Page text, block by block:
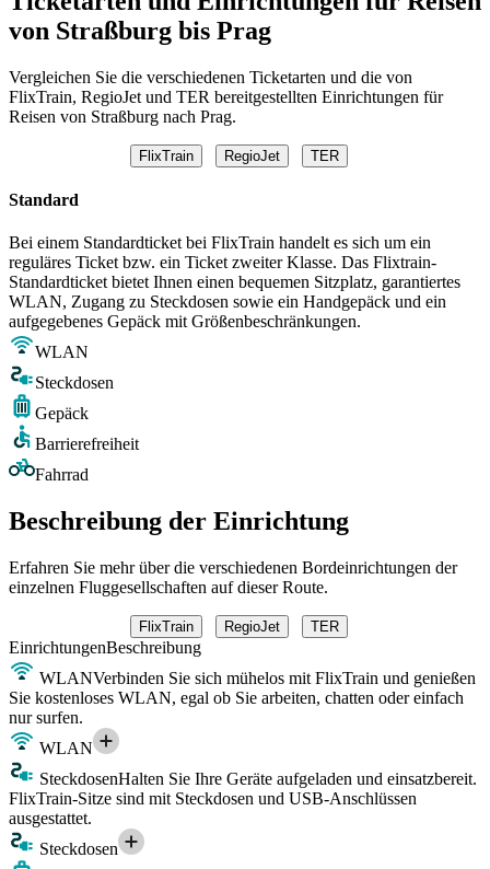
von Straßburg bis Prag
Vergleichen Sie die verschiedenen Ticketarten und die von
FlixTrain, RegioJet und TER bereitgestellten Einrichtungen für
Reisen von Straßburg nach Prag.
FlixTrain RegioJet TER
Standard
Bei einem Standardticket bei FlixTrain handelt es sich um ein
reguläres Ticket bzw. ein Ticket zweiter Klasse. Das Flixtrain-
Standardticket bietet Ihnen einen bequemen Sitzplatz, garantiertes
WLAN, Zugang zu Steckdosen sowie ein Handgepäck und ein
aufgegebenes Gepäck mit Größenbeschränkungen.
WLAN
Steckdosen
Gepäck
Barrierefreiheit
Fahrrad
Beschreibung der Einrichtung
Erfahren Sie mehr über die verschiedenen Bordeinrichtungen der
einzelnen Fluggesellschaften auf dieser Route.
FlixTrain RegioJet TER
EinrichtungenBeschreibung
WLANVerbinden Sie sich mühelos mit FlixTrain und genießen
Sie kostenloses WLAN, egal ob Sie arbeiten, chatten oder einfach
nur surfen.
WLAN
SteckdosenHalten Sie Ihre Geräte aufgeladen und einsatzbereit.
FlixTrain-Sitze sind mit Steckdosen und USB-Anschlüssen
ausgestattet.
Steckdosen